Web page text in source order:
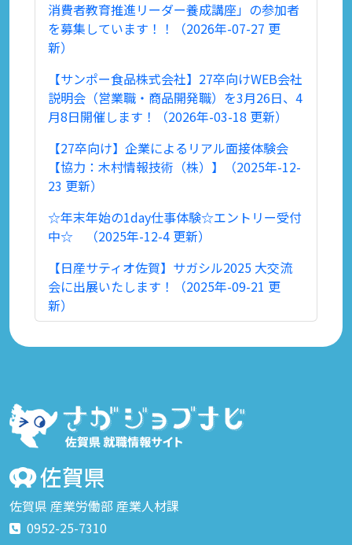
消費者教育推進リーダー養成講座」の参加者
を募集しています！！（2026年-07-27 更
新）
【サンポー食品株式会社】27卒向けWEB会社
説明会（営業職・商品開発職）を3月26日、4
月8日開催します！（2026年-03-18 更新）
【27卒向け】企業によるリアル面接体験会
【協力：木村情報技術（株）】（2025年-12-
23 更新）
☆年末年始の1day仕事体験☆エントリー受付
中☆ （2025年-12-4 更新）
【日産サティオ佐賀】サガシル2025 大交流
会に出展いたします！（2025年-09-21 更
新）
佐賀県 産業労働部 産業人材課
0952-25-7310